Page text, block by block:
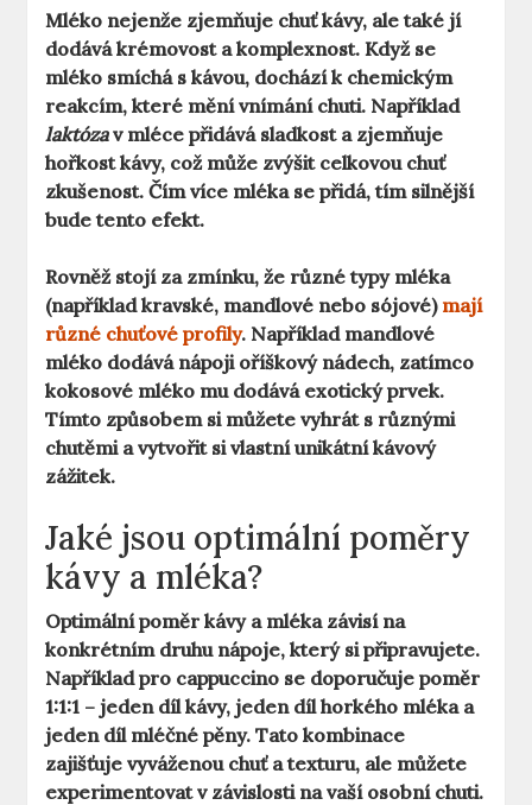
Mléko nejenže zjemňuje chuť kávy, ale také jí
dodává krémovost a komplexnost. Když se
mléko smíchá s kávou, dochází k chemickým
reakcím, které mění vnímání chuti. Například
laktózav mléce přidává sladkost a zjemňuje
hořkost kávy, což může zvýšit celkovou chuť
zkušenost. Čím více mléka se přidá, tím silnější
bude tento efekt.
Rovněž stojí za zmínku, že různé typy mléka
(například kravské, mandlové nebo sójové) mají
různé chuťové profily. Například mandlové
mléko dodává nápoji oříškový nádech, zatímco
kokosové mléko mu dodává exotický prvek.
Tímto způsobem si můžete vyhrát s různými
chutěmi a vytvořit si vlastní unikátní kávový
zážitek.
Jaké jsou optimální poměry
kávy a mléka?
Optimální poměr kávy a mléka závisí na
konkrétním druhu nápoje, který si připravujete.
Například pro cappuccino se doporučuje poměr
1:1:1 – jeden díl kávy, jeden díl horkého mléka a
jeden díl mléčné pěny. Tato kombinace
zajišťuje vyváženou chuť a texturu, ale můžete
experimentovat v závislosti na vaší osobní chuti.